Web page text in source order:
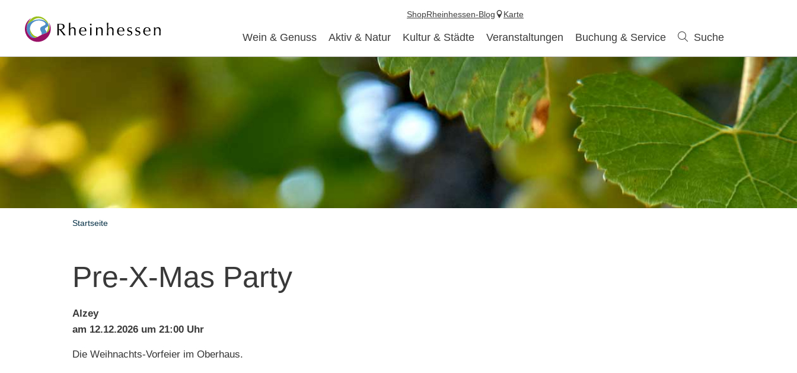
Wein & Genuss Aktiv & Natur Kultur & Städte Veranstaltungen Buchung & Service Suche
ShopRheinhessen-Blog Karte
Startseite
Pre-X-Mas Party
Alzey
am 12.12.2026 um 21:00 Uhr
Die Weihnachts-Vorfeier im Oberhaus.